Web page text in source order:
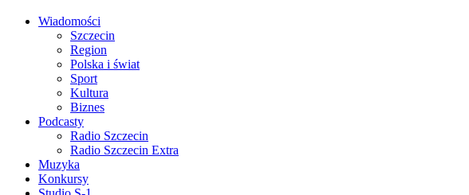
Wiadomości
Szczecin
Region
Polska i świat
Sport
Kultura
Biznes
Podcasty
Radio Szczecin
Radio Szczecin Extra
Muzyka
Konkursy